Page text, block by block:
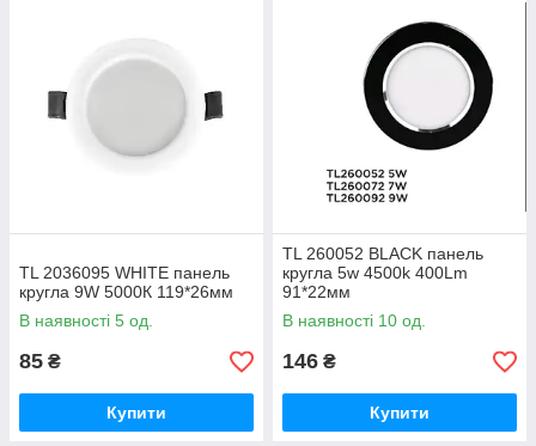
TL 2036095 WHITE панель
кругла 9W 5000К 119*26мм
В наявності 5 од.
85 ₴
Купити
TL 260052 BLACK панель
кругла 5w 4500k 400Lm
91*22мм
В наявності 10 од.
146 ₴
Купити